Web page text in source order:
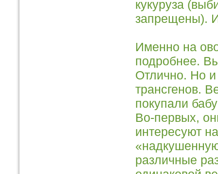
кукуруза
запрещены).
Именно на
подробнее.
Отлично. Но и
трансгенов.
покупали
Во-первых,
интересуют
различные